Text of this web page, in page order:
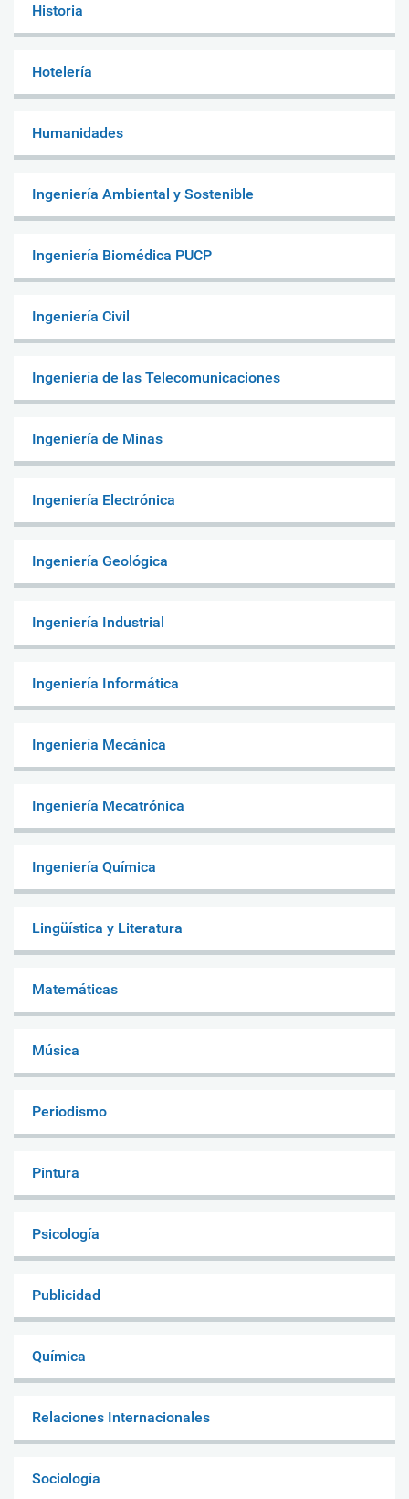
Historia
Hotelería
Humanidades
Ingeniería Ambiental y Sostenible
Ingeniería Biomédica PUCP
Ingeniería Civil
Ingeniería de las Telecomunicaciones
Ingeniería de Minas
Ingeniería Electrónica
Ingeniería Geológica
Ingeniería Industrial
Ingeniería Informática
Ingeniería Mecánica
Ingeniería Mecatrónica
Ingeniería Química
Lingüística y Literatura
Matemáticas
Música
Periodismo
Pintura
Psicología
Publicidad
Química
Relaciones Internacionales
Sociología